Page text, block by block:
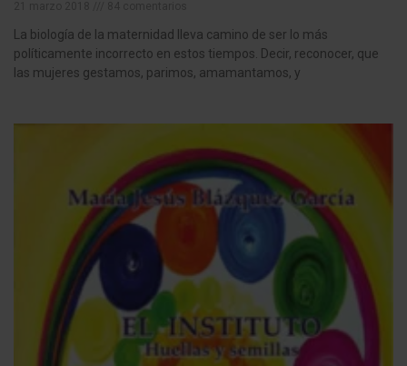
La biología de la maternidad lleva camino de ser lo más
políticamente incorrecto en estos tiempos. Decir, reconocer, que
las mujeres gestamos, parimos, amamantamos, y